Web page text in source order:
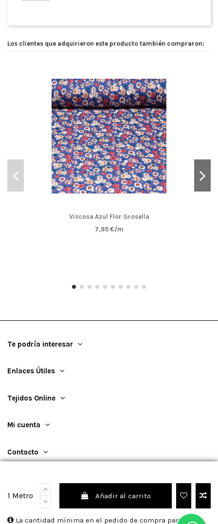
1 Metro Añadir al carrito
La cantidad mínima en el pedido de compra para el
Los clientes que adquirieron este producto también compraron:
Viscosa Azul Flor Grosella
7,95 €/m
Te podría interesar
Enlaces Útiles
Tejidos Online
Mi cuenta
Contacto
©2026TejidosOnline